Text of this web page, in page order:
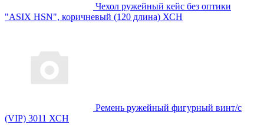
Чехол ружейный кейс без оптики
"ASIX HSN", коричневый (120 длина) ХСН
Ремень ружейный фигурный винт/с
(VIP) 3011 ХСН